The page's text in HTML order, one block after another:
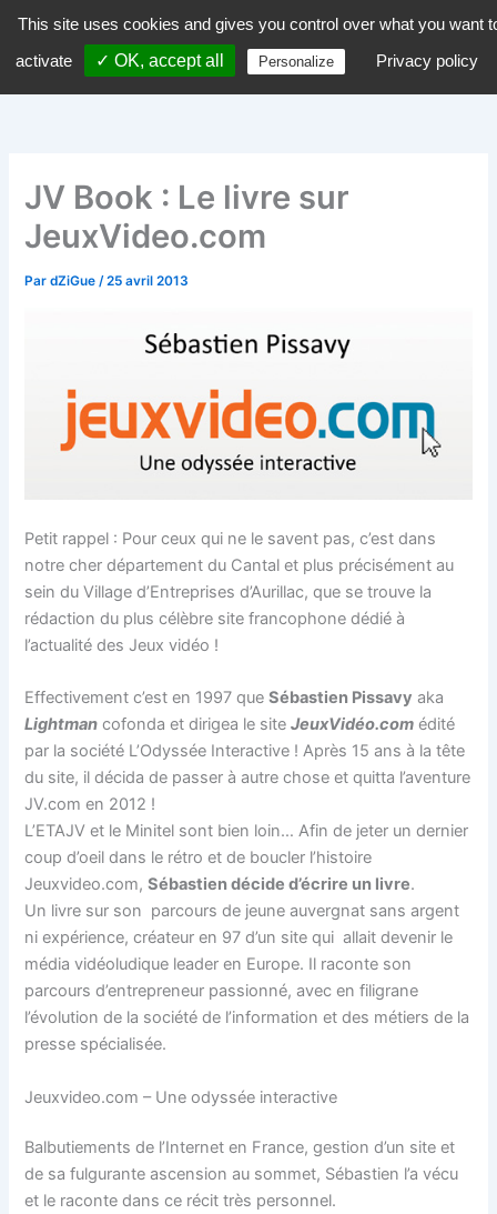
contenu
dZiGue
JV Book : Le livre sur
JeuxVideo.com
PardZiGue/25 avril 2013
Petit rappel : Pour ceux qui ne le savent pas, c’est dans
notre cher département du Cantal et plus précisément au
sein du Village d’Entreprises d’Aurillac, que se trouve la
rédaction du plus célèbre site francophone dédié à
l’actualité des Jeux vidéo !
Effectivement c’est en 1997 queSébastien Pissavy aka
Lightman cofonda et dirigea le siteJeuxVidéo.com édité
par la société L’Odyssée Interactive ! Après 15 ans à la tête
du site, il décida de passer à autre chose et quitta l’aventure
JV.com en 2012 !
L’ETAJV et le Minitel sont bien loin… Afin de jeter un dernier
coup d’oeil dans le rétro et de boucler l’histoire
Jeuxvideo.com,Sébastien décide d’écrire un livre.
Un livre sur son parcours de jeune auvergnat sans argent
ni expérience, créateur en 97 d’un site qui allait devenir le
média vidéoludique leader en Europe. Il raconte son
parcours d’entrepreneur passionné, avec en filigrane
l’évolution de la société de l’information et des métiers de la
presse spécialisée.
Jeuxvideo.com – Une odyssée interactive
Balbutiements de l’Internet en France, gestion d’un site et
de sa fulgurante ascension au sommet, Sébastien l’a vécu
et le raconte dans ce récit très personnel.
This site uses cookies and gives you control over what you want
activate
✓ OK, accept all Personalize Privacy policy